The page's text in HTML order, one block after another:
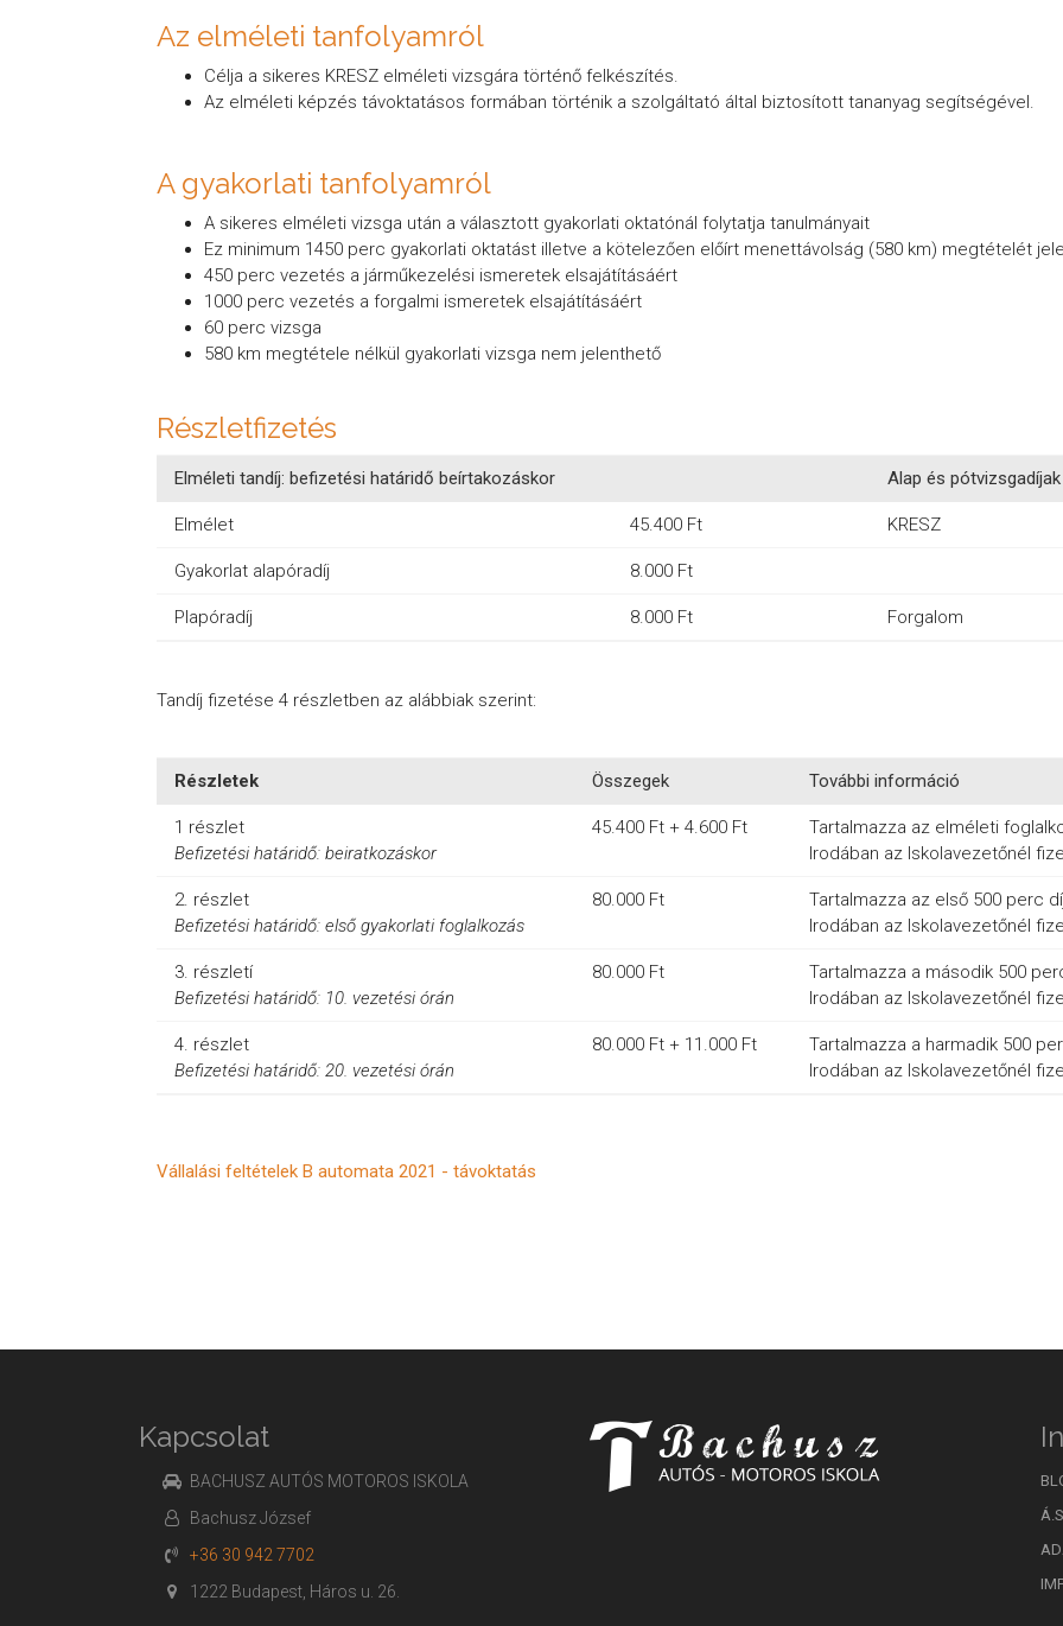
Az elméleti tanfolyamról
Célja a sikeres KRESZ elméleti vizsgára történő felkészítés.
Az elméleti képzés távoktatásos formában történik a szolgáltató által biztosított tananyag segítségével.
A gyakorlati tanfolyamról
A sikeres elméleti vizsga után a választott gyakorlati oktatónál folytatja tanulmányait
Ez minimum 1450 perc gyakorlati oktatást illetve a kötelezően előírt menettávolság (580 km) megtételét
450 perc vezetés a járműkezelési ismeretek elsajátításáért
1000 perc vezetés a forgalmi ismeretek elsajátításáért
60 perc vizsga
580 km megtétele nélkül gyakorlati vizsga nem jelenthető
Részletfizetés
Elméleti tandíj: befizetési határidő beírtakozáskor Alap és
Elmélet 45.400 Ft KRESZ
Gyakorlat alapóradíj 8.000 Ft
Plapóradíj 8.000 Ft Forgalom
Tandíj fizetése 4 részletben az alábbiak szerint:
Részletek Összegek További információ
1 részlet
Befizetési határidő: beiratkozáskor
45.400 Ft + 4.600 Ft
Tartalmazza az elméleti
Irodában az Iskolavezetőnél
2. részlet
Befizetési határidő: első gyakorlati foglalkozás
80.000 Ft
Tartalmazza az első 500 perc
Irodában az Iskolavezetőnél
3. részletí
Befizetési határidő: 10. vezetési órán
80.000 Ft
Tartalmazza a második 500
Irodában az Iskolavezetőnél
4. részlet
Befizetési határidő: 20. vezetési órán
80.000 Ft + 11.000 Ft
Tartalmazza a harmadik 500
Irodában az Iskolavezetőnél
Vállalási feltételek B automata 2021 - távoktatás
Kapcsolat
BACHUSZ AUTÓS MOTOROS ISKOLA
Bachusz József
+36 30 942 7702
1222 Budapest, Háros u. 26.